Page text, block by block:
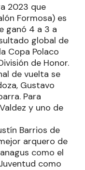
2023 que
Formosa) es
ganó 4 a 3 a
global de
Copa Polaco
de Honor.
de vuelta se
Gustavo
Para
y uno de
Barrios de
arquero de
como el
como